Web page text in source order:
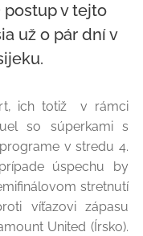
postup v tejto
už o pár dní v
ich totiž v rámci
so súperkami s
v stredu 4.
úspechu by
stretnutí
víťazovi zápasu
United (Írsko).